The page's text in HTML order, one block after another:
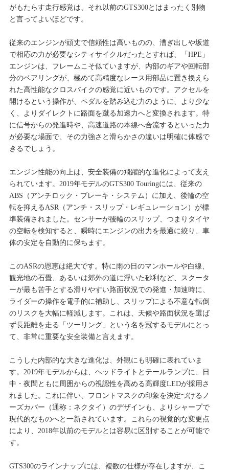
がもたらす走行感覚は、それ以前のGTS300とはまったく別物
と言ってよいほどです。
従来のエンジンが頑丈で信頼性は高いものの、漕ぎ出しや坂道
で相応の力が必要なシティサイクルだったとすれば、「HPE」
エンジンは、フレームこそ似ていますが、内部のギアや回転部
分のベアリングが、極めて高精度なレース用部品に置き換えら
れた高性能なクロスバイクの感覚に近いものです。アクセルを
開けるという操作が、ペダルを踏み込む力のように、より少な
く、よりダイレクトに路面を蹴る加速力へと変換されます。特
に信号からの発進時や、高速道路の本線へ合流するといった力
が必要な場面で、その力強さと滑らかさの違いは明確に体感で
きるでしょう。
エンジン性能の向上は、安全装備の飛躍的な進化によって支え
られています。2019年モデルのGTS300 Touringには、従来の
ABS（アンチロック・ブレーキ・システム）に加え、後輪の空
転を抑えるASR（アンチ・スリップ・レギュレーション）が標
準装備されました。センサーが後輪のスリップ、つまりタイヤ
の空転を検知すると、瞬時にエンジンの出力を最適に絞り、車
体の安定を自動的に保ちます。
このASRの恩恵は絶大です。特に雨の日のマンホールや白線、
観光地の石畳、あるいは郊外の道に浮いた砂利など、スクータ
ーが最も苦手とする滑りやすい路面状況での発進・加速時に、
ライダーの操作を電子的に補助し、スリップによる不意な転倒
のリスクを大幅に軽減します。これは、天候や路面状況を選ば
ず長距離を走る「ツーリング」という名を冠するモデルにとっ
て、非常に重要な安全装備と言えます。
こうした内部的な大きな進化は、外観にも明確に表れていま
す。2019年モデルからは、ヘッドライトとテールランプに、日
中・夜間ともに周囲からの視認性を高める高輝度LEDが採用さ
れました。これに伴い、フロントマスクの印象を決定づけるノ
ーズカバー（通称：ネクタイ）のデザインも、よりシャープで
現代的なものへと一新されています。これらの視覚的な変更点
により、2018年以前のモデルとは容易に区別することが可能で
す。
GTS300のラインナップには、複数の仕様が存在しますが、こ